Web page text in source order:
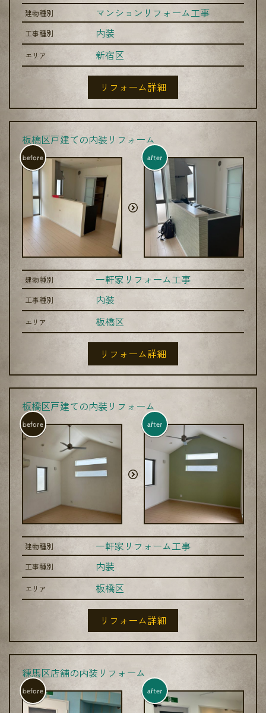
建物種別 マンションリフォーム工事
工事種別 内装
エリア 新宿区
リフォーム詳細
板橋区戸建ての内装リフォーム
before after
建物種別 一軒家リフォーム工事
工事種別 内装
エリア 板橋区
リフォーム詳細
板橋区戸建ての内装リフォーム
before after
建物種別 一軒家リフォーム工事
工事種別 内装
エリア 板橋区
リフォーム詳細
練馬区店舗の内装リフォーム
before after